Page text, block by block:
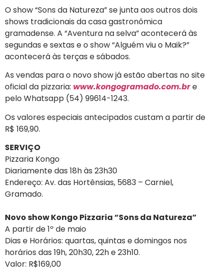
O show “Sons da Natureza” se junta aos outros dois
shows tradicionais da casa gastronômica
gramadense. A “Aventura na selva” acontecerá às
segundas e sextas e o show “Alguém viu o Maik?”
acontecerá às terças e sábados.
As vendas para o novo show já estão abertas no site
oficial da pizzaria: www.kongogramado.com.bre
pelo Whatsapp (54) 99614-1243.
Os valores especiais antecipados custam a partir de
R$ 169,90.
SERVIÇO
Pizzaria Kongo
Diariamente das 18h às 23h30
Endereço: Av. das Hortênsias, 5683 – Carniel,
Gramado.
Novo show Kongo Pizzaria “Sons da Natureza”
A partir de 1º de maio
Dias e Horários: quartas, quintas e domingos nos
horários das 19h, 20h30, 22h e 23h10.
Valor: R$169,00